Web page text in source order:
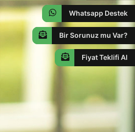
Whatsapp Destek
Bir Sorunuz mu Var?
Fiyat Teklifi Al